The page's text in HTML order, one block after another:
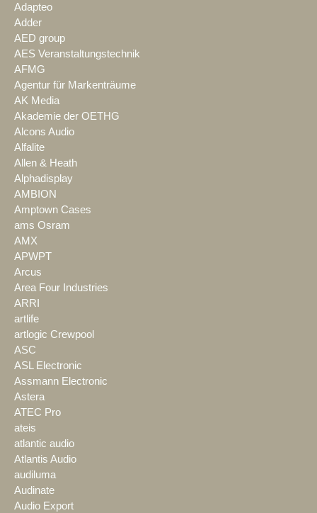
Adapteo
Adder
AED group
AES Veranstaltungstechnik
AFMG
Agentur für Markenträume
AK Media
Akademie der OETHG
Alcons Audio
Alfalite
Allen & Heath
Alphadisplay
AMBION
Amptown Cases
ams Osram
AMX
APWPT
Arcus
Area Four Industries
ARRI
artlife
artlogic Crewpool
ASC
ASL Electronic
Assmann Electronic
Astera
ATEC Pro
ateis
atlantic audio
Atlantis Audio
audiluma
Audinate
Audio Export